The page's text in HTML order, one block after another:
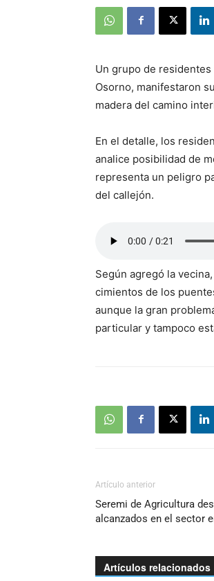
Un grupo de residentes
Osorno, manifestaron
madera del camino
En el detalle, los
analice posibilidad de
representa un peligro
del callejón.
Según agregó la
cimientos de los
aunque la gran
particular y tampoco
Artículo anterior
Seremi de Agricultura
alcanzados en el sector
Artículos relacionados